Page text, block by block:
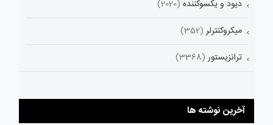
دیود و یکسوکننده (2020)
میکروکنترلر (352)
ترانزیستور (3368)
آخرین نوشته ها